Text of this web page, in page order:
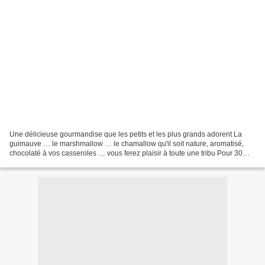
Une délicieuse gourmandise que les petits et les plus grands adorent La
guimauve … le marshmallow … le chamallow qu'il soit nature, aromatisé,
chocolaté à vos casseroles … vous ferez plaisir à toute une tribu Pour 30